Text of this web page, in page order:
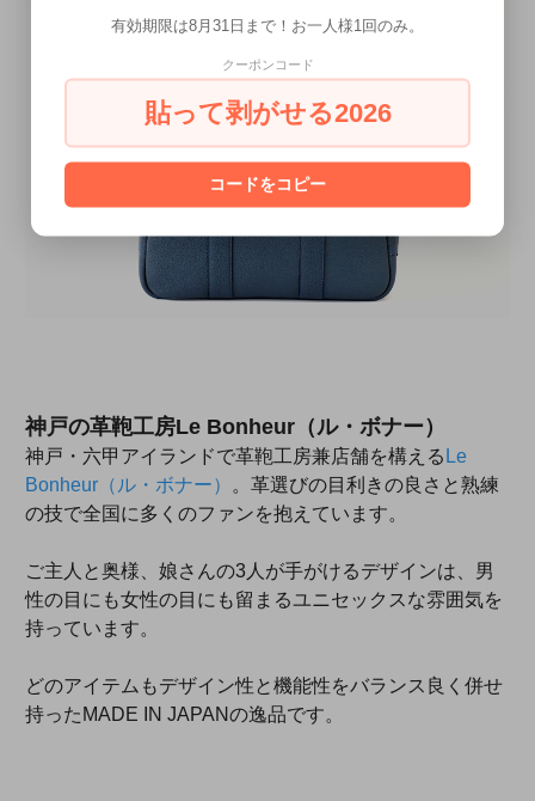
神戸の革鞄工房Le Bonheur（ル・ボナー）
神戸・六甲アイランドで革鞄工房兼店舗を構える Le
Bonheur（ル・ボナー）
。革選びの目利きの良さと熟練
の技で全国に多くのファンを抱えています。
ご主人と奥様、娘さんの3人が手がけるデザインは、男
性の目にも女性の目にも留まるユニセックスな雰囲気を
持っています。
どのアイテムもデザイン性と機能性をバランス良く併せ
持ったMADE IN JAPANの逸品です。
有効期限は8月31日まで！お一人様1回のみ。
クーポンコード
貼って剥がせる2026
コードをコピー